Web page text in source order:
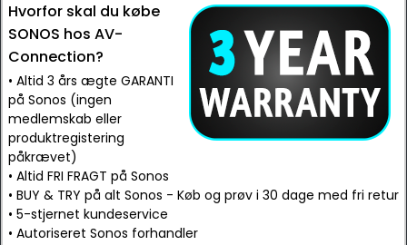
Hvorfor skal du købe
SONOS hos AV-
Connection?
• Altid 3 års ægte GARANTI
på Sonos (ingen
medlemskab eller
produktregistering
påkrævet)
• Altid FRI FRAGT på Sonos
• BUY & TRY på alt Sonos - Køb og prøv i 30 dage med fri retur
• 5-stjernet kundeservice
• Autoriseret Sonos forhandler